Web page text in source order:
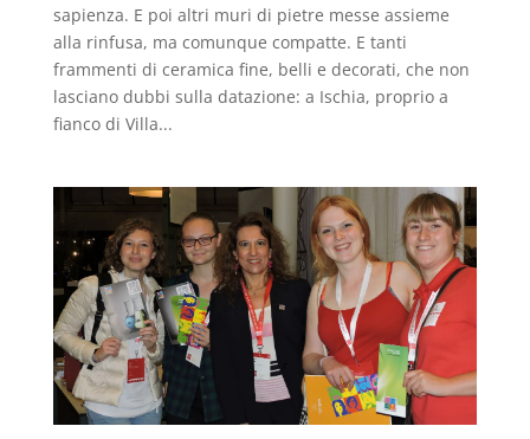
sapienza. E poi altri muri di pietre messe assieme
alla rinfusa, ma comunque compatte. E tanti
frammenti di ceramica fine, belli e decorati, che non
lasciano dubbi sulla datazione: a Ischia, proprio a
fianco di Villa...